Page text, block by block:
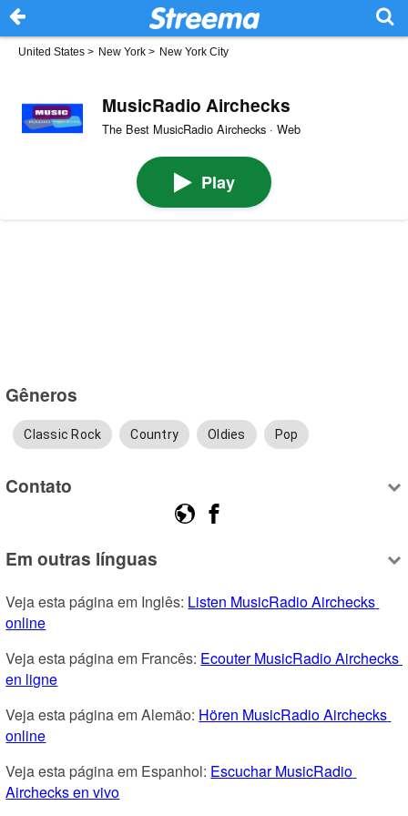
United States > New York > New York City
MusicRadio Airchecks
The Best MusicRadio Airchecks · Web
Play
Gêneros
Classic Rock Country Oldies Pop
Contato
Em outras línguas
Veja esta página em Inglês: Listen MusicRadio Airchecks
online
Veja esta página em Francês: Ecouter MusicRadio Airchecks
en ligne
Veja esta página em Alemão: Hören MusicRadio Airchecks
online
Veja esta página em Espanhol: Escuchar MusicRadio
Airchecks en vivo